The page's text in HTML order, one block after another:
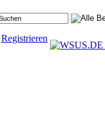
Registrieren